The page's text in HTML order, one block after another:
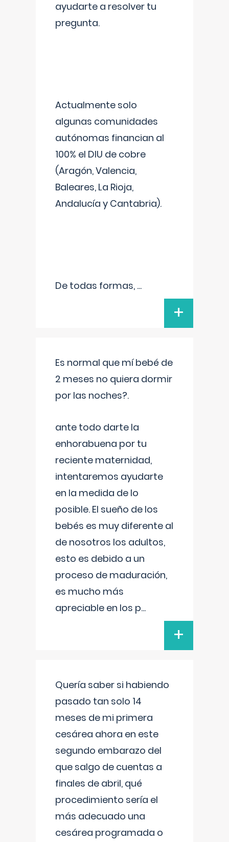
ayudarte a resolver tu
pregunta.
Actualmente solo
algunas comunidades
autónomas financian al
100% el DIU de cobre
(Aragón, Valencia,
Baleares, La Rioja,
Andalucía y Cantabria).
De todas formas, ...
+
Es normal que mí bebé de
2 meses no quiera dormir
por las noches?.
ante todo darte la
enhorabuena por tu
reciente maternidad,
intentaremos ayudarte
en la medida de lo
posible. El sueño de los
bebés es muy diferente al
de nosotros los adultos,
esto es debido a un
proceso de maduración,
es mucho más
apreciable en los p...
+
Quería saber si habiendo
pasado tan solo 14
meses de mi primera
cesárea ahora en este
segundo embarazo del
que salgo de cuentas a
finales de abril, qué
procedimiento sería el
más adecuado una
cesárea programada o